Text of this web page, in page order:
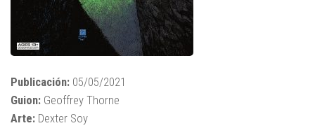
Publicación: 05/05/2021
Guion: Geoffrey Thorne
Arte: Dexter Soy